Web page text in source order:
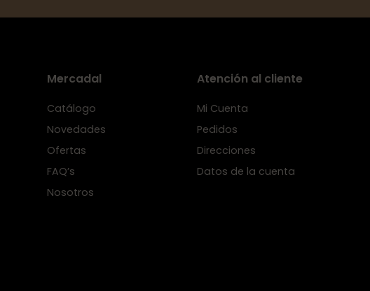
Mercadal
Catálogo
Novedades
Ofertas
FAQ’s
Nosotros
Atención al cliente
Mi Cuenta
Pedidos
Direcciones
Datos de la cuenta